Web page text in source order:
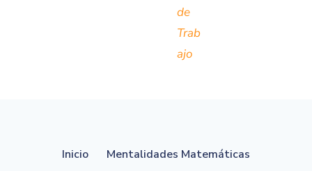
de
Trab
ajo
Inicio Mentalidades Matemáticas